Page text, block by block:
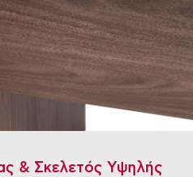
& Σκελετός Υψηλής